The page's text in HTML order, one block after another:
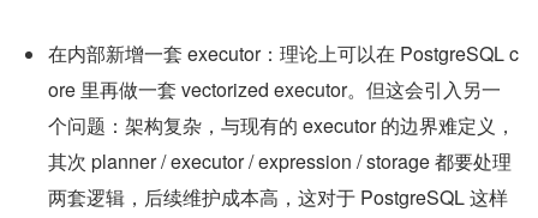
在内部新增一套 executor：理论上可以在 PostgreSQL c
ore 里再做一套 vectorized executor。但这会引入另一
个问题：架构复杂，与现有的 executor 的边界难定义，
其次 planner / executor / expression / storage 都要处理
两套逻辑，后续维护成本高，这对于 PostgreSQL 这样